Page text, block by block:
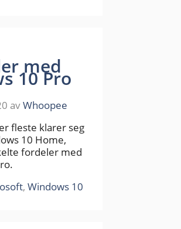
med
10 Pro
avWhoopee
fleste klarer seg
10 Home,
fordeler med
, Windows 10